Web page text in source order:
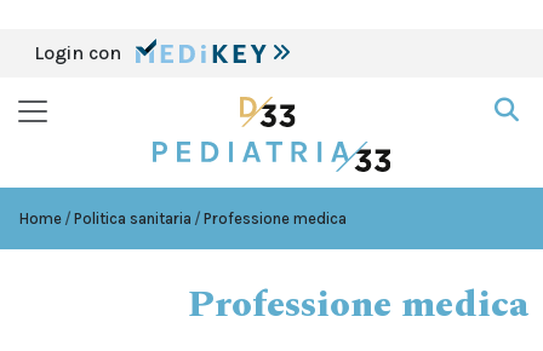
Login con
Home Politica sanitaria Professione medica
Professione medica